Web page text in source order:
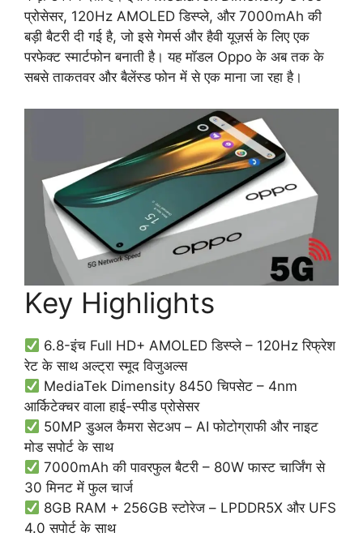
प्रोसेसर, 120Hz AMOLED डिस्प्ले, और 7000mAh की
बड़ी बैटरी दी गई है, जो इसे गेमर्स और हैवी यूज़र्स के लिए एक
परफेक्ट स्मार्टफोन बनाती है। यह मॉडल Oppo के अब तक के
सबसे ताकतवर और बैलेंस्ड फोन में से एक माना जा रहा है।
Key Highlights
6.8-इंच Full HD+ AMOLED डिस्प्ले – 120Hz रिफ्रेश
रेट के साथ अल्ट्रा स्मूद विजुअल्स
MediaTek Dimensity 8450 चिपसेट – 4nm
आर्किटेक्चर वाला हाई-स्पीड प्रोसेसर
50MP डुअल कैमरा सेटअप – AI फोटोग्राफी और नाइट
मोड सपोर्ट के साथ
7000mAh की पावरफुल बैटरी – 80W फास्ट चार्जिंग से
30 मिनट में फुल चार्ज
8GB RAM + 256GB स्टोरेज – LPDDR5X और UFS
4.0 सपोर्ट के साथ